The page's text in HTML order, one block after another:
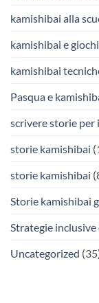
kamishibai alla
kamishibai e
kamishibai
Pasqua e
scrivere storie per
storie kamishibai
storie kamishibai
Storie kamishibai
Strategie
Uncategorized